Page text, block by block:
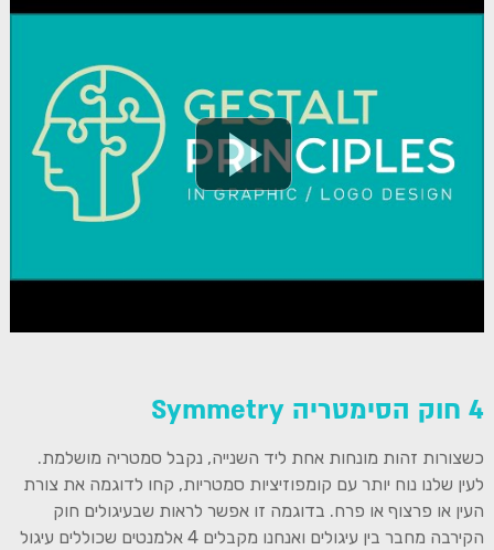
4 חוק הסימטריה Symmetry
כשצורות זהות מונחות אחת ליד השנייה, נקבל סמטריה מושלמת.
לעין שלנו נוח יותר עם קומפוזיציות סמטריות, קחו לדוגמה את צורת
העין או פרצוף או פרח. בדוגמה זו אפשר לראות שבעיגולים חוק
הקירבה מחבר בין עיגולים ואנחנו מקבלים 4 אלמנטים שכוללים עיגול